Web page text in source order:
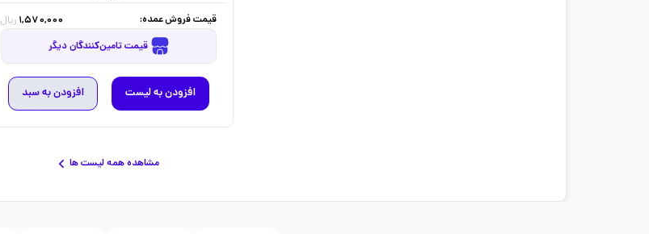
قیمت فروش عمده:
1,570,000 ریال
قیمت تامین‌کنندگان دیگر
افزودن به لیست افزودن به سبد
مشاهده همه لیست ها